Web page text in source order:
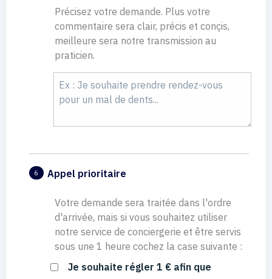
Précisez votre demande. Plus votre
commentaire sera clair, précis et conçis,
meilleure sera notre transmission au
praticien.
6 Appel prioritaire
Votre demande sera traitée dans l'ordre
d'arrivée, mais si vous souhaitez utiliser
notre service de conciergerie et être servis
sous une 1 heure cochez la case suivante :
Je souhaite régler 1 € afin que